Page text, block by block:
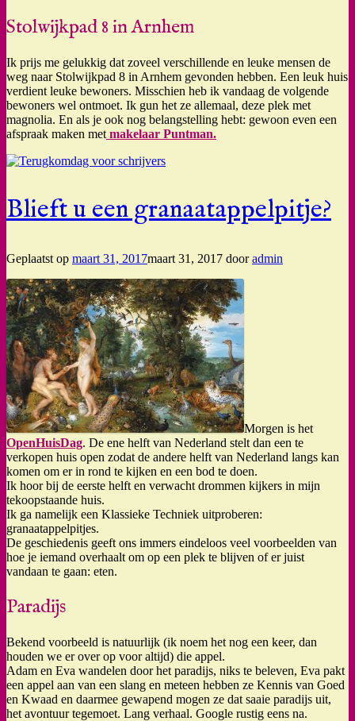
Stolwijkpad 8 in Arnhem
Ik prijs me gelukkig dat zoveel verschillende en leuke mensen de
weg naar Stolwijkpad 8 in Arnhem gevonden hebben. Een leuk huis
verdient leuke bewoners. Misschien heb ik vandaag de volgende
bewoners wel ontmoet. Ik gun het ze allemaal, deze plek met
magnolia. En als je ook nog belangstelling hebt: gewoon even een
afspraak maken met makelaar Puntman.
Blieft u een granaatappelpitje?
Geplaatst op maart 31, 2017maart 31, 2017 dooradmin
Morgen is het
OpenHuisDag. De ene helft van Nederland stelt dan een te
verkopen huis open zodat de andere helft van Nederland langs kan
komen om er in rond te kijken en een bod te doen.
Ik hoor bij de eerste helft en verwacht drommen kijkers in mijn
tekoopstaande huis.
Ik ga namelijk een Klassieke Techniek uitproberen:
granaatappelpitjes.
De geschiedenis geeft ons immers eindeloos veel voorbeelden van
hoe je iemand overhaalt om op een plek te blijven of er juist
vandaan te gaan: eten.
Paradijs
Bekend voorbeeld is natuurlijk (ik noem het nog een keer, dan
houden we er over op voor altijd) die appel.
Adam en Eva wandelen door het paradijs, niks te beleven, Eva pakt
een appel aan van een slang en meteen hebben ze Kennis van Goed
en Kwaad en daarmee gewapend mogen ze dat saaie paradijs uit,
het avontuur tegemoet. Lang verhaal. Google rustig eens na.